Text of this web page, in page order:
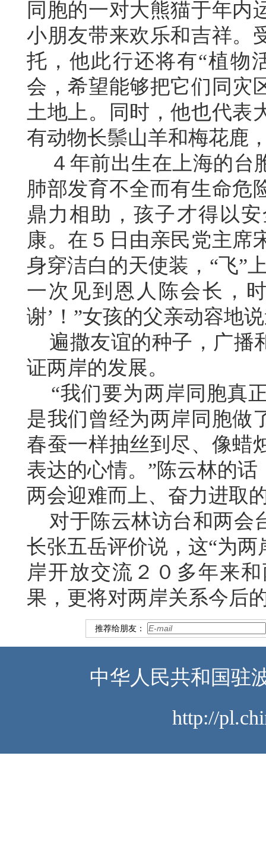
同胞的一对大熊猫于年内
小朋友带来欢乐和吉祥。
托，他此行还将有“植物
会，希望能够把它们同灾
土地上。同时，他也代表
有动物长鬃山羊和梅花鹿
４年前出生在上海的台
肺部发育不全而有生命危
鼎力相助，孩子才得以
康。在５日由亲民党主席
身穿洁白的天使装，“飞”
一次见到恩人陈会长，
谢’！”女孩的父亲动容地
遍撒友谊的种子，广播
证两岸的发展。
“我们要为两岸同胞真
是我们曾经为两岸同胞做
春蚕一样抽丝到尽、像蜡
表达的心情。”陈云林的
两会迎难而上、奋力进取
对于陈云林访台和两会
长张五岳评价说，这“为
岸开放交流２０多年来
果，更将对两岸关系今后
推荐给朋友：
中华人民共和国驻
http://